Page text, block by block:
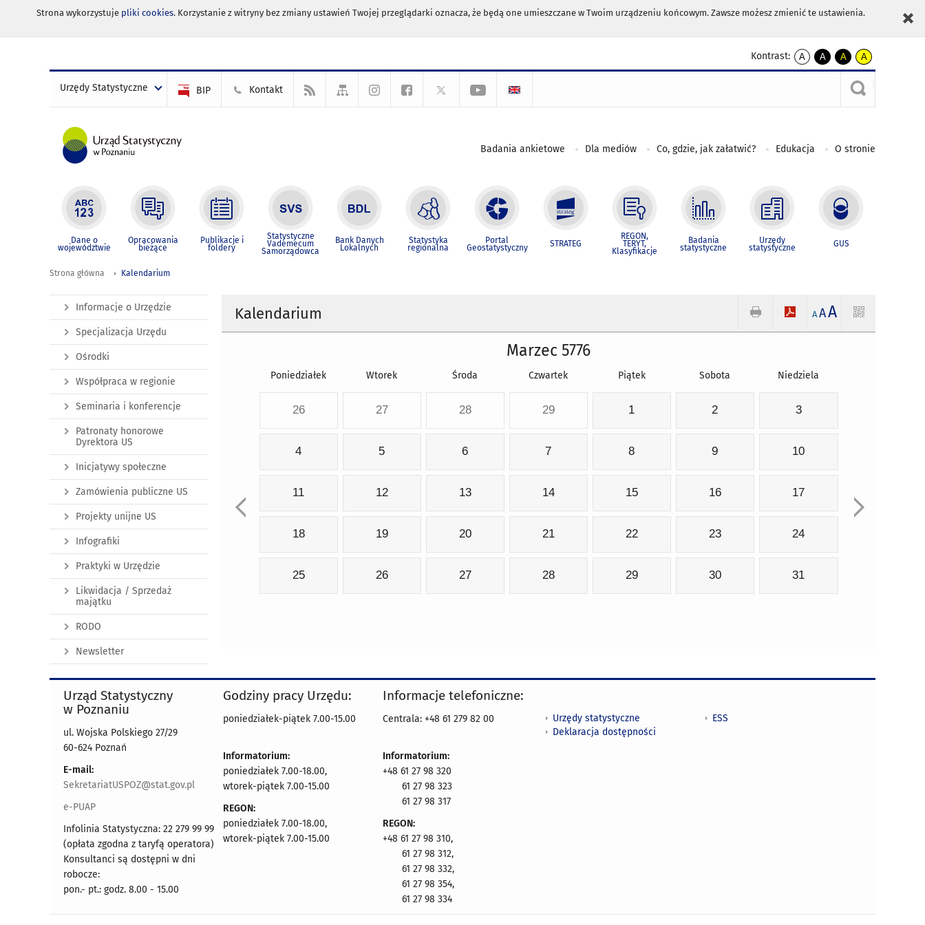
Strona wykorzystuje pliki cookies. Korzystanie z witryny bez zmiany ustawień Twojej przeglądarki oznacza, że będą one umieszczane w Twoim urządzeniu końcowym. Zawsze możesz zmienić te ustawienia.
Kontrast:
A
kontrast
A
kontrast
czarnym
A
kontrast
żółty
tekst
czarnym
A
kontrast
czarny
tekst
żółtym
Urzędy Statystyczne BIP Kontakt
Badania ankietowe Dla mediów Co, gdzie, jak załatwić? Edukacja O stronie
Dane o
województwie
Opracowania
bieżące
Publikacje i
foldery
Statystyczne
Vademecum
Samorządowca
Bank Danych
Lokalnych
Statystyka
regionalna
Portal
Geostatystyczny STRATEG
REGON,
TERYT,
Klasyfikacje
Badania
statystyczne
Urzędy
statystyczne GUS
Strona główna Kalendarium
Kalendarium A AA
Marzec 5776
Poniedziałek Wtorek Środa Czwartek Piątek Sobota Niedziela
26 27 28 29 1 2 3
4 5 6 7 8 9 10
11 12 13 14 15 16 17
18 19 20 21 22 23 24
25 26 27 28 29 30 31
Informacje o Urzędzie
Specjalizacja Urzędu
Ośrodki
Współpraca w regionie
Seminaria i konferencje
Patronaty honorowe
Dyrektora US
Inicjatywy społeczne
Zamówienia publiczne US
Projekty unijne US
Infografiki
Praktyki w Urzędzie
Likwidacja / Sprzedaż
majątku
RODO
Newsletter
Urząd Statystyczny
w Poznaniu
ul. Wojska Polskiego 27/29
60-624 Poznań
E-mail:
SekretariatUSPOZ@stat.gov.pl
e-PUAP
Infolinia Statystyczna: 22 279 99 99
(opłata zgodna z taryfą operatora)
Konsultanci są dostępni w dni
robocze:
pon.- pt.: godz. 8.00 - 15.00
Godziny pracy Urzędu:
poniedziałek-piątek 7.00-15.00
Informatorium:
poniedziałek 7.00-18.00,
wtorek-piątek 7.00-15.00
REGON:
poniedziałek 7.00-18.00,
wtorek-piątek 7.00-15.00
Informacje telefoniczne:
Centrala: +48 61 279 82 00
Informatorium:
+48 61 27 98 320
61 27 98 323
61 27 98 317
REGON:
+48 61 27 98 310,
61 27 98 312,
61 27 98 332,
61 27 98 354,
61 27 98 334
Urzędy statystyczne
Deklaracja dostępności
ESS